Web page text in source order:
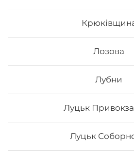
Лозова
Лубни
Луцьк
Луцьк
Все більше людей користуються
доставки суші додому від Osama
Личаківському районі Львова.